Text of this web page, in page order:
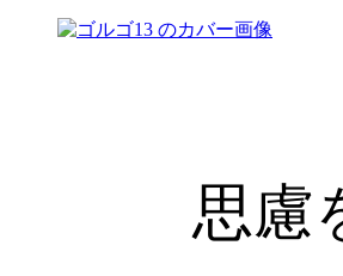
思慮